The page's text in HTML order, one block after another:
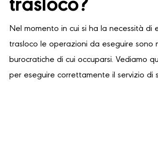
trasloco?
Nel momento in cui si ha la necessità
trasloco le operazioni da eseguire sono
burocratiche di cui occuparsi. Vediamo
per eseguire correttamente il servizio di